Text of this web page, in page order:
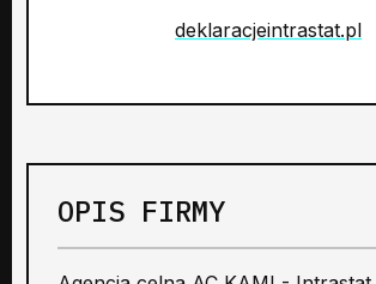
deklaracjeintrastat.pl
OPIS FIRMY